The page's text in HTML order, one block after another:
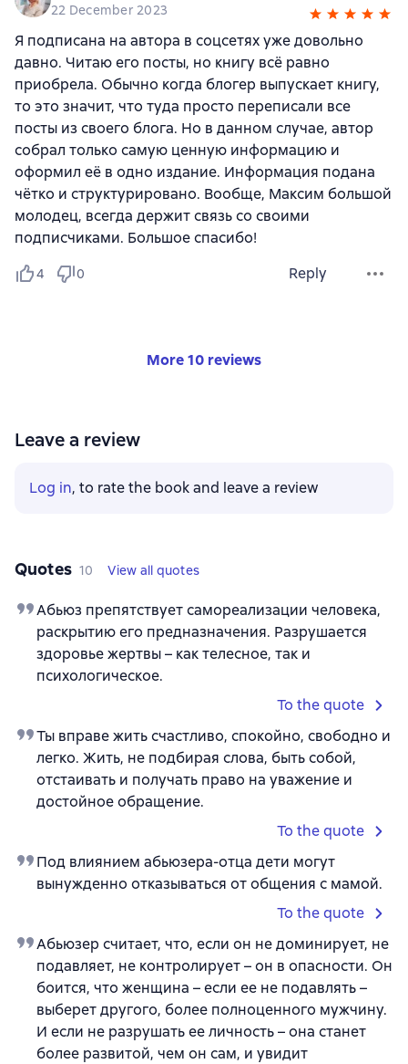
22 December 2023
Я подписана на автора в соцсетях уже довольно
давно. Читаю его посты, но книгу всё равно
приобрела. Обычно когда блогер выпускает книгу,
то это значит, что туда просто переписали все
посты из своего блога. Но в данном случае, автор
собрал только самую ценную информацию и
оформил её в одно издание. Информация подана
чётко и структурировано. Вообще, Максим большой
молодец, всегда держит связь со своими
подписчиками. Большое спасибо!
4 0 Reply
More 10 reviews
Leave a review
Log in, to rate the book and leave a review
Quotes 10 View all quotes
Абьюз препятствует самореализации человека,
раскрытию его предназначения. Разрушается
здоровье жертвы – как телесное, так и
психологическое.
To the quote
Ты вправе жить счастливо, спокойно, свободно и
легко. Жить, не подбирая слова, быть собой,
отстаивать и получать право на уважение и
достойное обращение.
To the quote
Под влиянием абьюзера-отца дети могут
вынужденно отказываться от общения с мамой.
To the quote
Абьюзер считает, что, если он не доминирует, не
подавляет, не контролирует – он в опасности. Он
боится, что женщина – если ее не подавлять –
выберет другого, более полноценного мужчину.
И если не разрушать ее личность – она станет
более развитой, чем он сам, и увидит